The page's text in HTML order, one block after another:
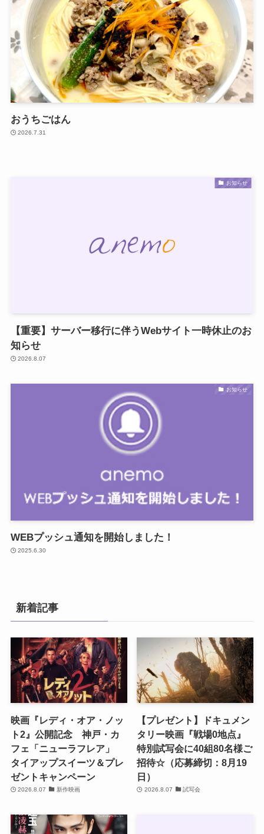
おうちごはん
2026.7.31
お知らせ
【重要】サーバー移行に伴うWebサイト一時休止のお
知らせ
2026.8.07
お知らせ
WEBプッシュ通知を開始しました！
2025.6.30
新着記事
映画『レディ・オア・ノッ
ト2』公開記念 神戸・カ
フェ「ニューラフレア」
タイアップスイーツ＆プレ
ゼントキャンペーン
2026.8.07 新作映画
【プレゼント】ドキュメン
タリー映画『戦場0地点』
特別試写会に40組80名様ご
招待☆（応募締切：8月19
日）
2026.8.07 試写会